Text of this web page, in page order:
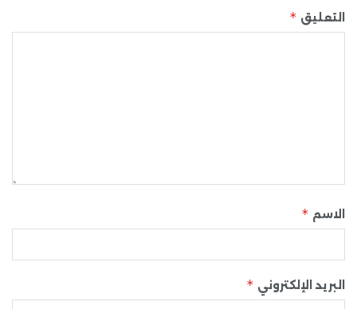
التعليق *
الاسم *
البريد الإلكتروني *